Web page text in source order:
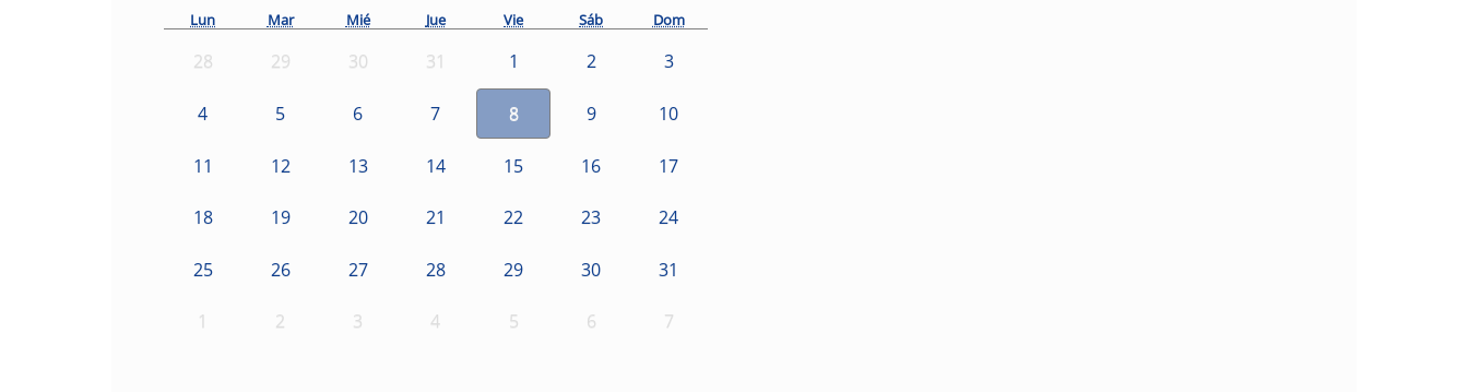
Lun Mar Mié Jue Vie Sáb Dom
28 29 30 31 1 2 3
4 5 6 7 8 9 10
11 12 13 14 15 16 17
18 19 20 21 22 23 24
25 26 27 28 29 30 31
1 2 3 4 5 6 7